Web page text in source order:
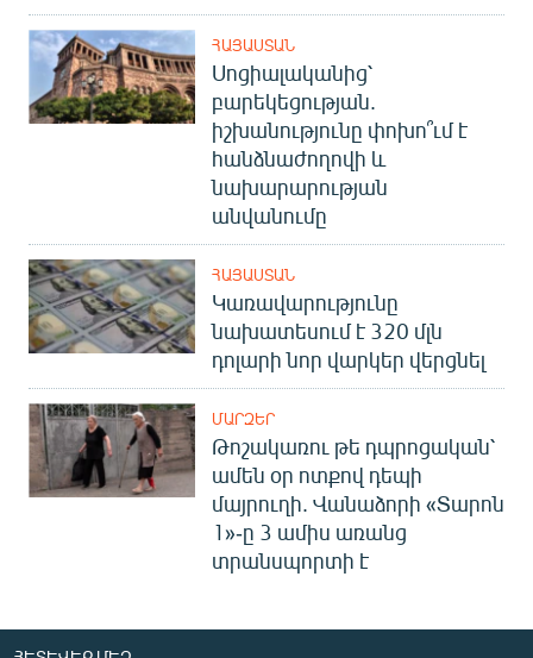
ՀԱՅԱՍՏԱՆ
Սոցիալականից՝
բարեկեցության.
իշխանությունը փոխո՞ւմ է
հանձնաժողովի և
նախարարության
անվանումը
ՀԱՅԱՍՏԱՆ
Կառավարությունը
նախատեսում է 320 մլն
դոլարի նոր վարկեր վերցնել
ՄԱՐԶԵՐ
Թոշակառու թե դպրոցական՝
ամեն օր ոտքով դեպի
մայրուղի. Վանաձորի «Տարոն
1»-ը 3 ամիս առանց
տրանսպորտի է